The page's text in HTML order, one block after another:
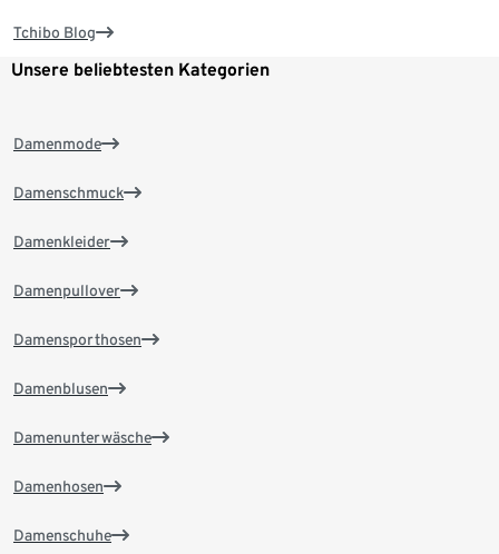
Tchibo Blog
Unsere beliebtesten Kategorien
Damenmode
Damenschmuck
Damenkleider
Damenpullover
Damensporthosen
Damenblusen
Damenunterwäsche
Damenhosen
Damenschuhe